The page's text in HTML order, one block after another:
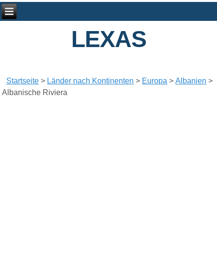
LEXAS
Startseite > Länder nach Kontinenten > Europa >Albanien >
Albanische Riviera